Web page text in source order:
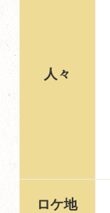
人々
ロケ地